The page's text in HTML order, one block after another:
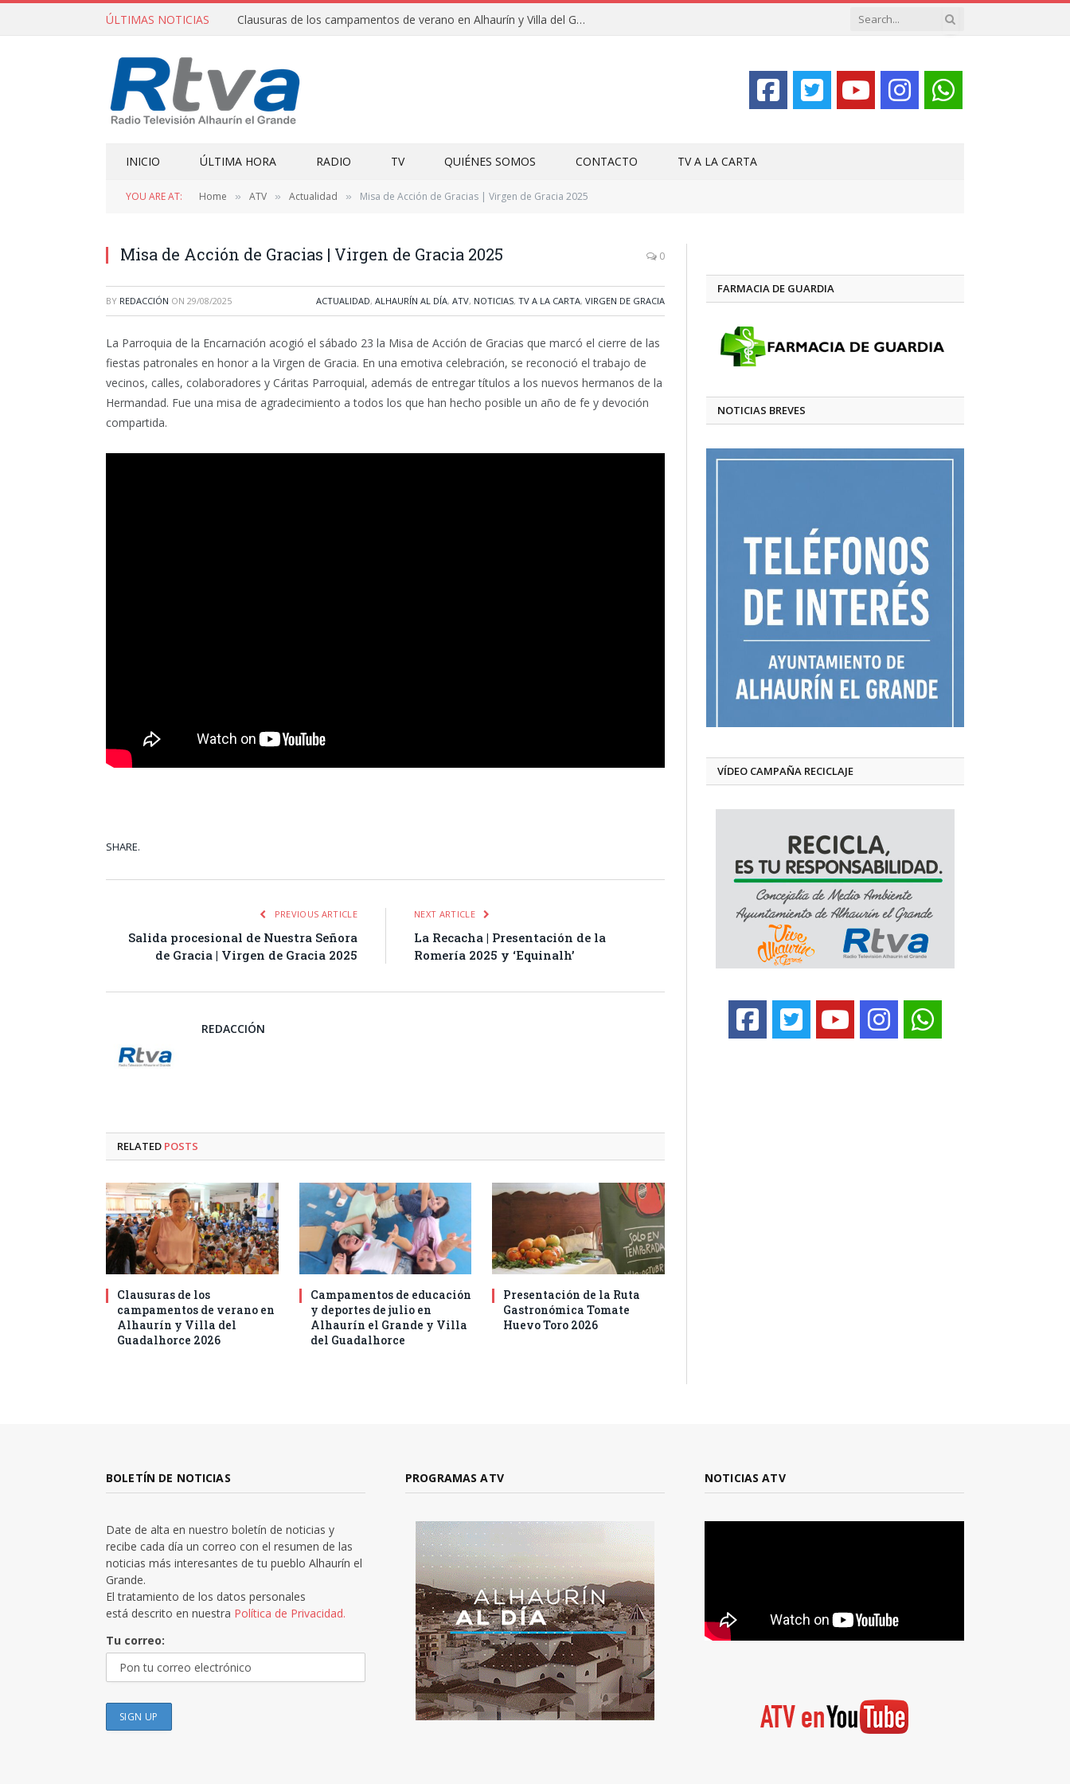
ÚLTIMAS NOTICIAS Clausuras de los campamentos de verano en Alhaurín y Villa del Guadalhorce 2026
INICIO ÚLTIMA HORA RADIO TV QUIÉNES SOMOS CONTACTO TV A LA CARTA
YOU ARE AT: Home » ATV » Actualidad » Misa de Acción de Gracias | Virgen de Gracia 2025
Misa de Acción de Gracias | Virgen de Gracia 2025 0
BY REDACCIÓN ON 29/08/2025 ACTUALIDAD, ALHAURÍN AL DÍA, ATV, NOTICIAS, TV A LA CARTA, VIRGEN DE GRACIA
La Parroquia de la Encarnación acogió el sábado 23 la Misa de Acción de Gracias que marcó el cierre de las
fiestas patronales en honor a la Virgen de Gracia. En una emotiva celebración, se reconoció el trabajo de
vecinos, calles, colaboradores y Cáritas Parroquial, además de entregar títulos a los nuevos hermanos de la
Hermandad. Fue una misa de agradecimiento a todos los que han hecho posible un año de fe y devoción
compartida.
SHARE.
PREVIOUS ARTICLE
Salida procesional de Nuestra Señora
de Gracia | Virgen de Gracia 2025
NEXT ARTICLE
La Recacha | Presentación de la
Romería 2025 y ‘Equinalh’
REDACCIÓN
RELATED POSTS
Clausuras de los
campamentos de verano en
Alhaurín y Villa del
Guadalhorce 2026
Campamentos de educación
y deportes de julio en
Alhaurín el Grande y Villa
del Guadalhorce
Presentación de la Ruta
Gastronómica Tomate
Huevo Toro 2026
FARMACIA DE GUARDIA
NOTICIAS BREVES
VÍDEO CAMPAÑA RECICLAJE
BOLETÍN DE NOTICIAS
Date de alta en nuestro boletín de noticias y
recibe cada día un correo con el resumen de las
noticias más interesantes de tu pueblo Alhaurín el
Grande.
El tratamiento de los datos personales
está descrito en nuestra Política de Privacidad.
Tu correo:
PROGRAMAS ATV NOTICIAS ATV